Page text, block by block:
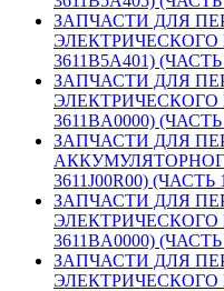
ЗАПЧАСТИ ДЛЯ
ЭЛЕКТРИЧЕСКОГО
3611B5A401) (ЧАСТЬ
ЗАПЧАСТИ ДЛЯ
ЭЛЕКТРИЧЕСКОГО
3611BA0000) (ЧАСТЬ
ЗАПЧАСТИ ДЛЯ
3611J00R00) (ЧАСТЬ
ЗАПЧАСТИ ДЛЯ
ЭЛЕКТРИЧЕСКОГО
3611BA0000) (ЧАСТЬ
ЗАПЧАСТИ ДЛЯ
ЭЛЕКТРИЧЕСКОГО